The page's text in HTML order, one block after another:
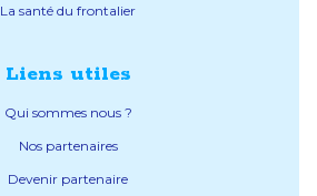
La santé du frontalier
Liens utiles
Qui sommes nous ?
Nos partenaires
Devenir partenaire